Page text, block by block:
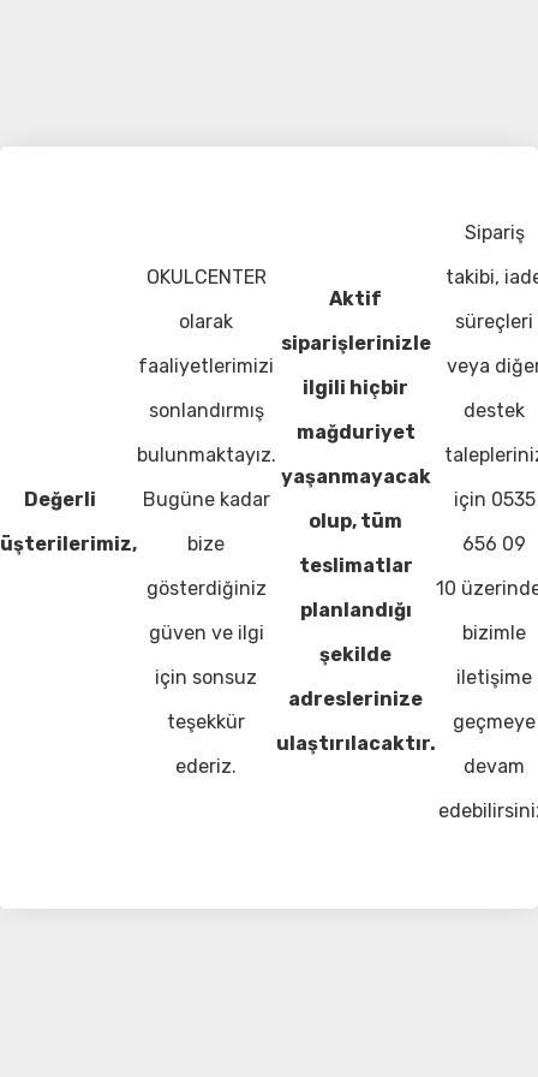
Değerli
OKULCENTER
olarak
faaliyetlerimizi
sonlandırmış
bulunmaktayız.
Bugüne kadar
bize
gösterdiğiniz
güven ve ilgi
için sonsuz
teşekkür
ederiz.
Aktif
siparişlerinizle
ilgili hiçbir
mağduriyet
yaşanmayacak
olup, tüm
teslimatlar
planlandığı
şekilde
adreslerinize
ulaştırılacaktır.
Sipariş
takibi,
süreçleri
veya
destek
için 0535
656 09
10
bizimle
iletişime
geçmeye
devam